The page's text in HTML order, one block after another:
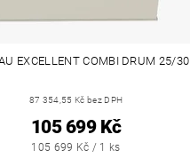
EXCELLENT COMBI DRUM 25/30
87 354,55 Kč bez DPH
105 699 Kč
105 699 Kč / 1 ks